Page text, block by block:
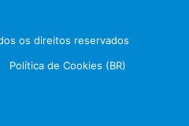
os direitos reservados
Política de Cookies (BR)